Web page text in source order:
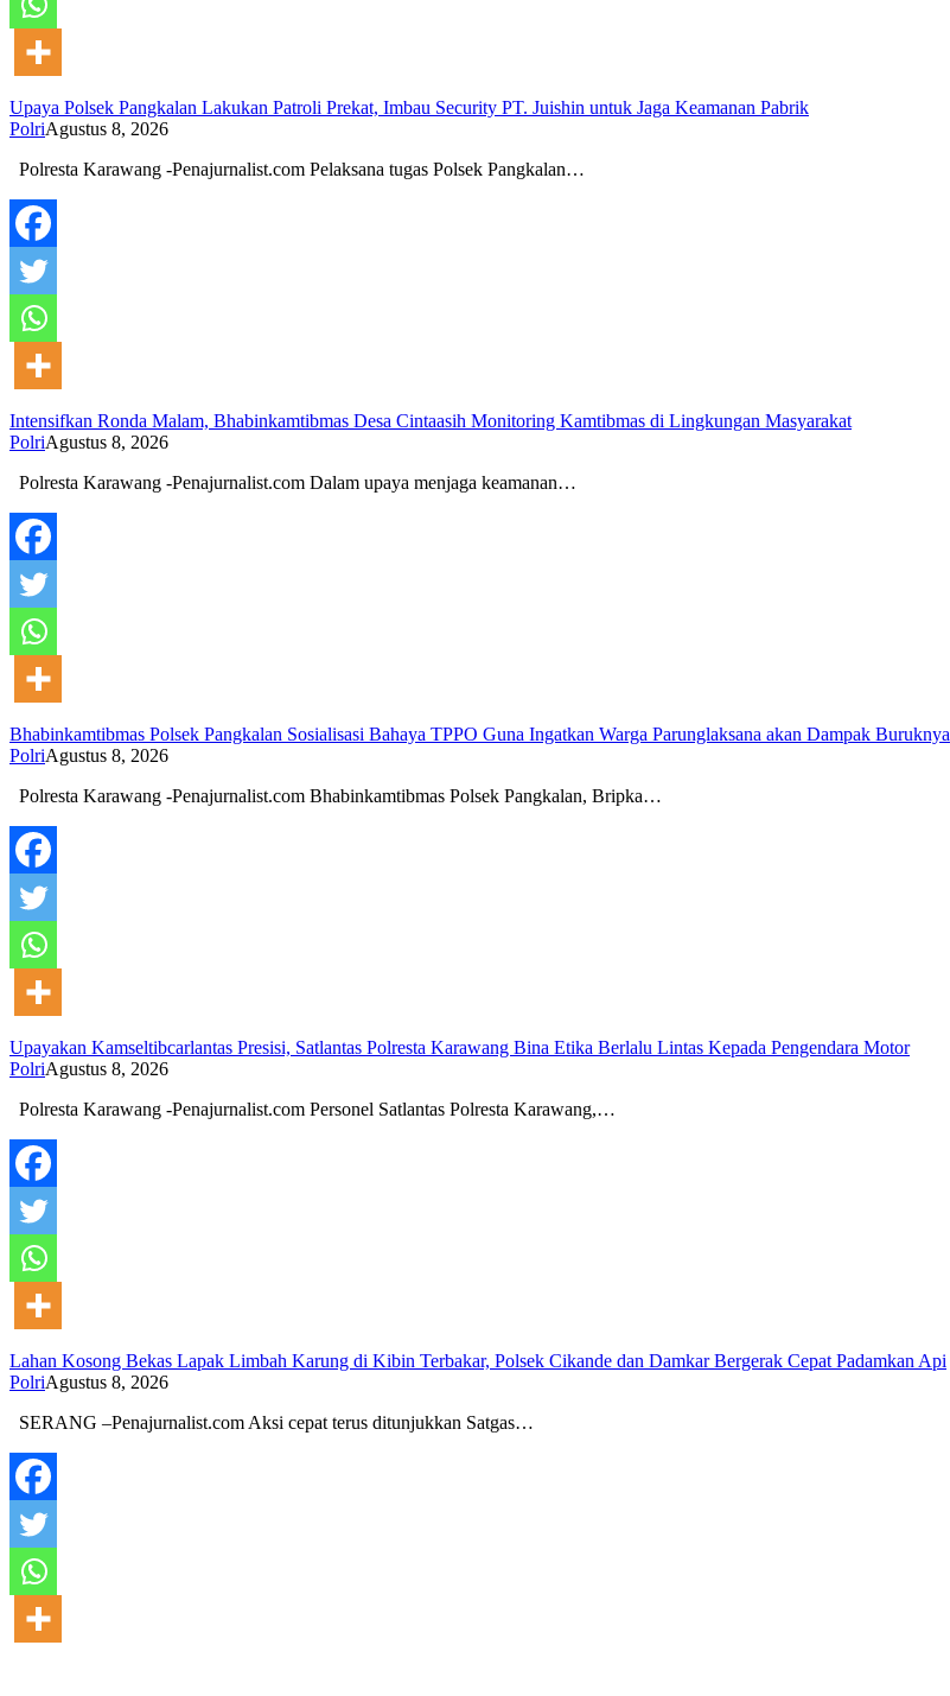
Upaya Polsek Pangkalan Lakukan Patroli Prekat, Imbau Security PT. Juishin untuk Jaga Keamanan Pabrik
PolriAgustus 8, 2026
Polresta Karawang -Penajurnalist.com Pelaksana tugas Polsek Pangkalan…
Intensifkan Ronda Malam, Bhabinkamtibmas Desa Cintaasih Monitoring Kamtibmas di Lingkungan Masyarakat
PolriAgustus 8, 2026
Polresta Karawang -Penajurnalist.com Dalam upaya menjaga keamanan…
Bhabinkamtibmas Polsek Pangkalan Sosialisasi Bahaya TPPO Guna Ingatkan Warga Parunglaksana akan Dampak Buruknya
PolriAgustus 8, 2026
Polresta Karawang -Penajurnalist.com Bhabinkamtibmas Polsek Pangkalan, Bripka…
Upayakan Kamseltibcarlantas Presisi, Satlantas Polresta Karawang Bina Etika Berlalu Lintas Kepada Pengendara Motor
PolriAgustus 8, 2026
Polresta Karawang -Penajurnalist.com Personel Satlantas Polresta Karawang,…
Lahan Kosong Bekas Lapak Limbah Karung di Kibin Terbakar, Polsek Cikande dan Damkar Bergerak Cepat Padamkan Api
PolriAgustus 8, 2026
SERANG –Penajurnalist.com Aksi cepat terus ditunjukkan Satgas…